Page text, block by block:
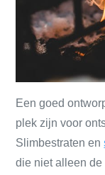
Een goed
plek zijn voor
Slimbestraten en
die niet alleen